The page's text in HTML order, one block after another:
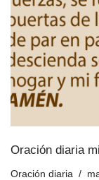
Oración diaria
Oración diaria